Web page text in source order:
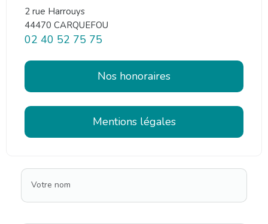
2 rue Harrouys
44470 CARQUEFOU
02 40 52 75 75
Nos honoraires
Mentions légales
Votre nom